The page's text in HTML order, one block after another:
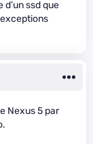
ssd que
Nexus 5 par